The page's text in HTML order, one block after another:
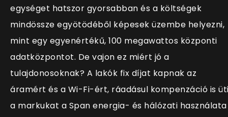
egységet hatszor gyorsabban és a költségek
mindössze egyötödéből képesek üzembe helyezni,
mint egy egyenértékű, 100 megawattos központi
adatközpontot. De vajon ez miért jó a
tulajdonosoknak? A lakók fix díjat kapnak az
áramért és a Wi-Fi-ért, ráadásul kompenzáció is
a markukat a Span energia- és hálózati használata